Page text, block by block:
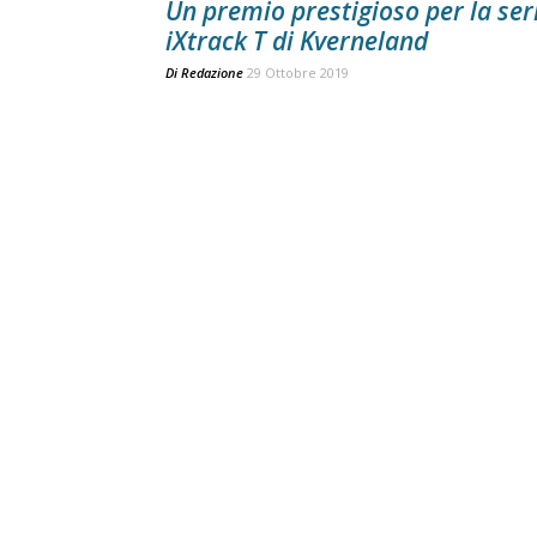
Un premio prestigioso per la
iXtrack T di Kverneland
Di Redazione 29 Ottobre 2019